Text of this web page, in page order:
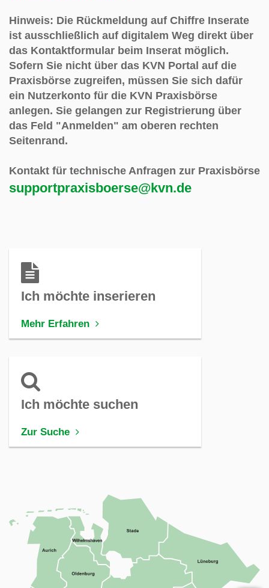
Hinweis: Die Rückmeldung auf Chiffre Inserate
ist ausschließlich auf digitalem Weg direkt über
das Kontaktformular beim Inserat möglich.
Sofern Sie nicht über das KVN Portal auf die
Praxisbörse zugreifen, müssen Sie sich dafür
ein Nutzerkonto für die KVN Praxisbörse
anlegen. Sie gelangen zur Registrierung über
das Feld "Anmelden" am oberen rechten
Seitenrand .
Kontakt für technische Anfragen zur Praxisbörse
supportpraxisboerse@kvn.de
Ich möchte inserieren
Mehr Erfahren
Ich möchte suchen
Zur Suche